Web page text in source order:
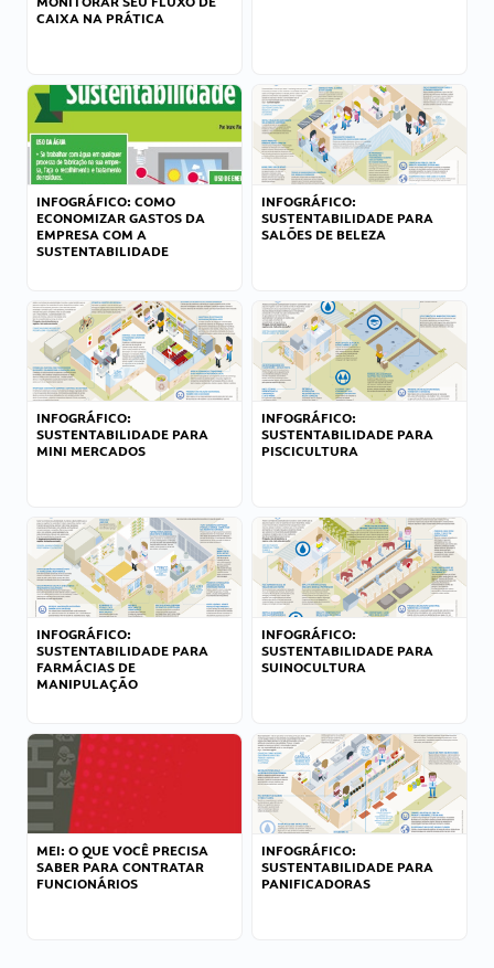
CAIXA NA PRÁTICA
INFOGRÁFICO: COMO
ECONOMIZAR GASTOS DA
EMPRESA COM A
SUSTENTABILIDADE
INFOGRÁFICO:
SUSTENTABILIDADE PARA
SALÕES DE BELEZA
INFOGRÁFICO:
SUSTENTABILIDADE PARA
MINI MERCADOS
INFOGRÁFICO:
SUSTENTABILIDADE PARA
PISCICULTURA
INFOGRÁFICO:
SUSTENTABILIDADE PARA
FARMÁCIAS DE
MANIPULAÇÃO
INFOGRÁFICO:
SUSTENTABILIDADE PARA
SUINOCULTURA
MEI: O QUE VOCÊ PRECISA
SABER PARA CONTRATAR
FUNCIONÁRIOS
INFOGRÁFICO:
SUSTENTABILIDADE PARA
PANIFICADORAS